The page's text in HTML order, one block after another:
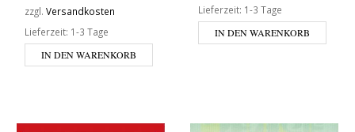
zzgl. Versandkosten
Lieferzeit: 1-3 Tage
IN DEN WARENKORB
Lieferzeit: 1-3 Tage
IN DEN WARENKORB